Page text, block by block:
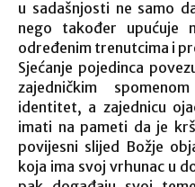
u sadašnjosti ne samo
nego također
određenim trenutcima i
Sjećanje pojedinca
zajedničkim
identitet, a zajednicu
imati na pameti da je
povijesni slijed Božje
koja ima svoj vrhunac u